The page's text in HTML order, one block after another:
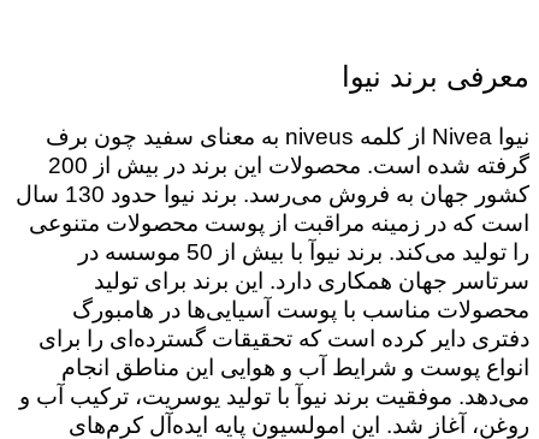
معرفی برند نیوا
نیوا Nivea از کلمه niveus به معنای سفید چون برف
گرفته شده است. محصولات این برند در بیش از 200
کشور جهان به فروش مى‌رسد. برند نیوا حدود 130 سال
است که در زمینه مراقبت از پوست محصولات متنوعی
را تولید می‌کند. برند نیوآ با بیش از 50 موسسه در
سرتاسر جهان همکاری دارد. این برند برای تولید
محصولات مناسب با پوست آسیایی‌ها در هامبورگ
دفتری دایر کرده است که تحقیقات گسترده‌ای را برای
انواع پوست و شرایط آب و هوایی این مناطق انجام
می‌دهد. موفقیت برند نیوآ با تولید یوسریت، ترکیب آب و
روغن، آغاز شد. این امولسیون پایه ایده‌آل کرم‌های